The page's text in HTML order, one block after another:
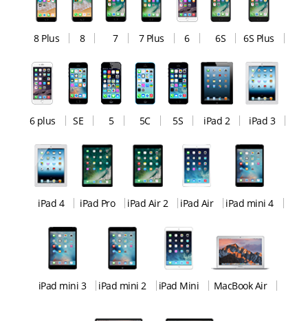
8 Plus 8 7 7 Plus 6 6S 6S Plus
6 plus SE 5 5C 5S iPad 2 iPad 3
iPad 4 iPad Pro iPad Air 2 iPad Air iPad mini 4
iPad mini 3 iPad mini 2 iPad Mini MacBook Air